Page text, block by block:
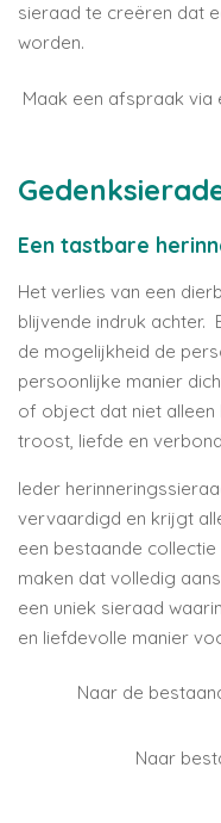
sieraad te creëren dat
worden.
Maak een afspraak
Een tastbare
Het verlies van een
blijvende indruk achter.
de mogelijkheid de
persoonlijke manier
of object dat niet
troost, liefde en
Ieder
vervaardigd en krijgt
een bestaande
maken dat volledig
een uniek sieraad
en liefdevolle manier
Naar de
Naar